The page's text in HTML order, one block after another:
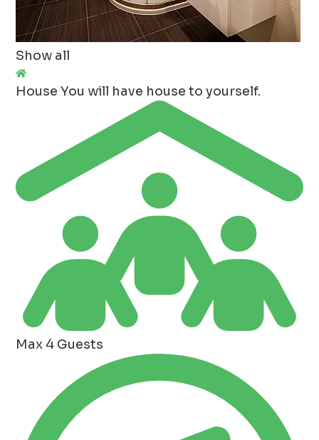
Show all
House You will have house to yourself.
Max 4 Guests